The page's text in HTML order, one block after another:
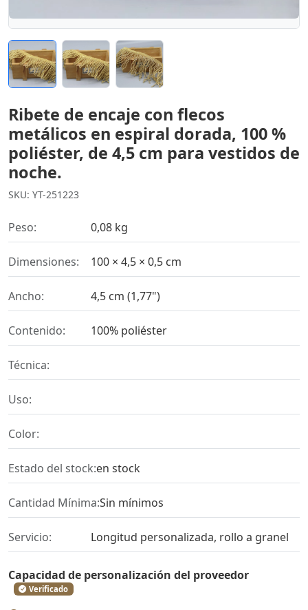
Ribete de encaje con flecos
metálicos en espiral dorada, 100 %
poliéster, de 4,5 cm para vestidos de
noche.
SKU: YT-251223
Peso: 0,08 kg
Dimensiones: 100 × 4,5 × 0,5 cm
Ancho: 4,5 cm (1,77")
Contenido: 100% poliéster
Técnica:
Uso:
Color:
Estado del stock:en stock
Cantidad Mínima:Sin mínimos
Servicio: Longitud personalizada, rollo a granel
Capacidad de personalización del proveedor
Verificado